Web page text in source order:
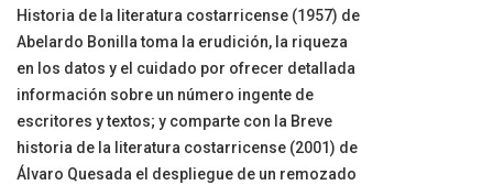
Historia de la literatura costarricense (1957) de
Abelardo Bonilla toma la erudición, la riqueza
en los datos y el cuidado por ofrecer detallada
información sobre un número ingente de
escritores y textos; y comparte con la Breve
historia de la literatura costarricense (2001) de
Álvaro Quesada el despliegue de un remozado